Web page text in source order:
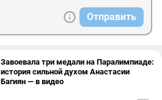
Отправить
Завоевала три медали на Паралимпиаде:
история сильной духом Анастасии
Багиян — в видео